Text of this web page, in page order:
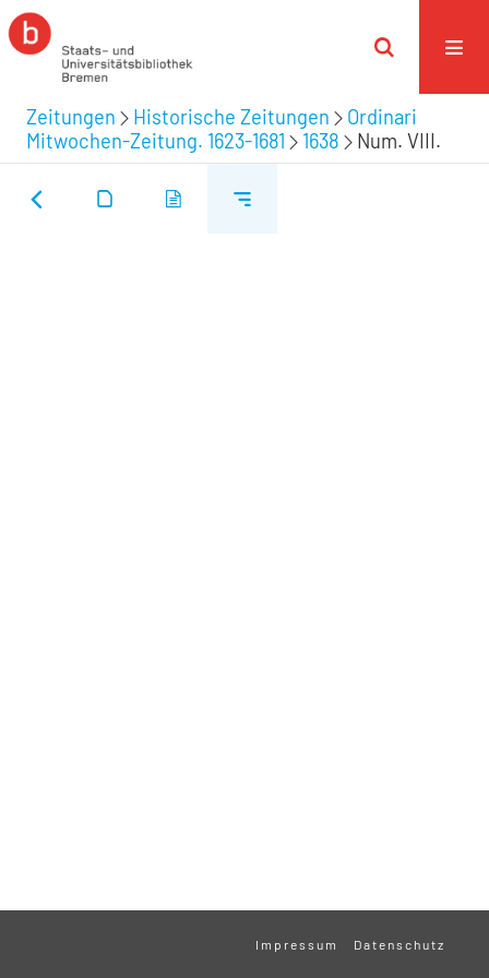
Zeitungen Historische Zeitungen
Ordinari
Mitwochen-Zeitung. 1623-1681
1638 Num. VIII.
Impressum Datenschutz